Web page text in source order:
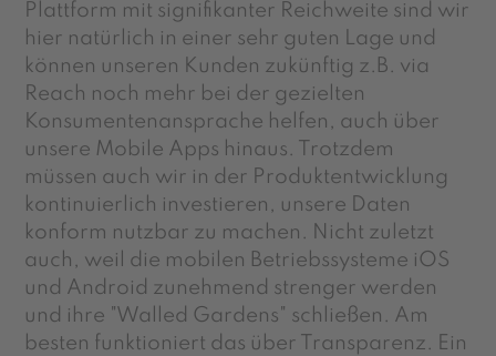
Plattform mit signifikanter Reichweite sind wir
hier natürlich in einer sehr guten Lage und
können unseren Kunden zukünftig z.B. via
Reach noch mehr bei der gezielten
Konsumentenansprache helfen, auch über
unsere Mobile Apps hinaus. Trotzdem
müssen auch wir in der Produktentwicklung
kontinuierlich investieren, unsere Daten
konform nutzbar zu machen. Nicht zuletzt
auch, weil die mobilen Betriebssysteme iOS
und Android zunehmend strenger werden
und ihre "Walled Gardens" schließen. Am
besten funktioniert das über Transparenz. Ein